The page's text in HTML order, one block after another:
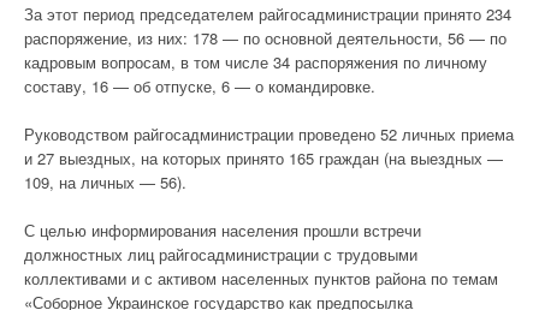
За этот период председателем райгосадминистрации принято 234
распоряжение, из них: 178 — по основной деятельности, 56 — по
кадровым вопросам, в том числе 34 распоряжения по личному
составу, 16 — об отпуске, 6 — о командировке.
Руководством райгосадминистрации проведено 52 личных приема
и 27 выездных, на которых принято 165 граждан (на выездных —
109, на личных — 56).
С целью информирования населения прошли встречи
должностных лиц райгосадминистрации с трудовыми
коллективами и с активом населенных пунктов района по темам
«Соборное Украинское государство как предпосылка